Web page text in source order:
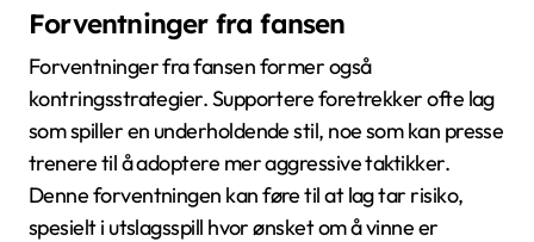
Forventninger fra fansen
Forventninger fra fansen former også
kontringsstrategier. Supportere foretrekker ofte lag
som spiller en underholdende stil, noe som kan presse
trenere til å adoptere mer aggressive taktikker.
Denne forventningen kan føre til at lag tar risiko,
spesielt i utslagsspill hvor ønsket om å vinne er